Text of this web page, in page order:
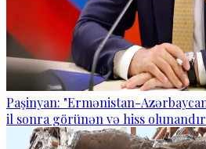
Paşinyan: "Ermənistan-
il sonra görünən və hiss